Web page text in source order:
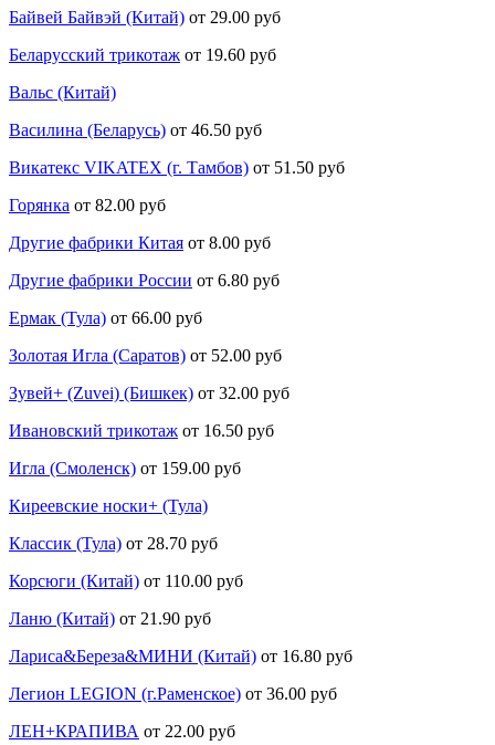
Байвей Байвэй (Китай) от 29.00 руб
Беларусский трикотаж от 19.60 руб
Вальс (Китай)
Василина (Беларусь) от 46.50 руб
Викатекс VIKATEX (г. Тамбов) от 51.50 руб
Горянка от 82.00 руб
Другие фабрики Китая от 8.00 руб
Другие фабрики России от 6.80 руб
Ермак (Тула) от 66.00 руб
Золотая Игла (Саратов) от 52.00 руб
Зувей+ (Zuvei) (Бишкек) от 32.00 руб
Ивановский трикотаж от 16.50 руб
Игла (Смоленск) от 159.00 руб
Киреевские носки+ (Тула)
Классик (Тула) от 28.70 руб
Корсюги (Китай) от 110.00 руб
Ланю (Китай) от 21.90 руб
Лариса&Береза&МИНИ (Китай) от 16.80 руб
Легион LEGION (г.Раменское) от 36.00 руб
ЛЕН+КРАПИВА от 22.00 руб